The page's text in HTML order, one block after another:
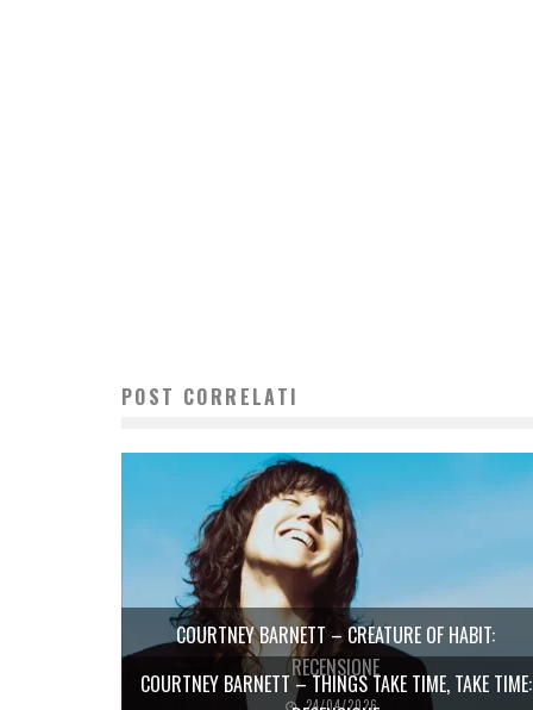
POST CORRELATI
COURTNEY BARNETT – CREATURE OF HABIT:
RECENSIONE
24/04/2026
COURTNEY BARNETT – THINGS TAKE TIME, TAKE TIME: